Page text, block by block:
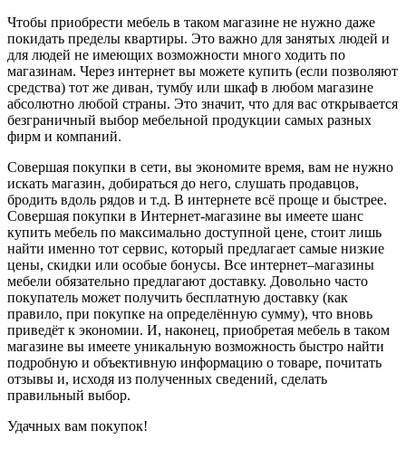
Чтобы приобрести мебель в таком магазине не нужно даже
покидать пределы квартиры. Это важно для занятых людей и
для людей не имеющих возможности много ходить по
магазинам. Через интернет вы можете купить (если позволяют
средства) тот же диван, тумбу или шкаф в любом магазине
абсолютно любой страны. Это значит, что для вас открывается
безграничный выбор мебельной продукции самых разных
фирм и компаний.
Совершая покупки в сети, вы экономите время, вам не нужно
искать магазин, добираться до него, слушать продавцов,
бродить вдоль рядов и т.д. В интернете всё проще и быстрее.
Совершая покупки в Интернет-магазине вы имеете шанс
купить мебель по максимально доступной цене, стоит лишь
найти именно тот сервис, который предлагает самые низкие
цены, скидки или особые бонусы. Все интернет–магазины
мебели обязательно предлагают доставку. Довольно часто
покупатель может получить бесплатную доставку (как
правило, при покупке на определённую сумму), что вновь
приведёт к экономии. И, наконец, приобретая мебель в таком
магазине вы имеете уникальную возможность быстро найти
подробную и объективную информацию о товаре, почитать
отзывы и, исходя из полученных сведений, сделать
правильный выбор.
Удачных вам покупок!